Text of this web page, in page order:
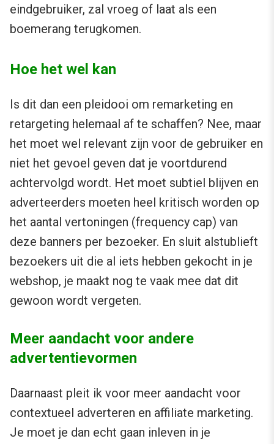
eindgebruiker, zal vroeg of laat als een
boemerang terugkomen.
Hoe het wel kan
Is dit dan een pleidooi om remarketing en
retargeting helemaal af te schaffen? Nee, maar
het moet wel relevant zijn voor de gebruiker en
niet het gevoel geven dat je voortdurend
achtervolgd wordt. Het moet subtiel blijven en
adverteerders moeten heel kritisch worden op
het aantal vertoningen (frequency cap) van
deze banners per bezoeker. En sluit alstublieft
bezoekers uit die al iets hebben gekocht in je
webshop, je maakt nog te vaak mee dat dit
gewoon wordt vergeten.
Meer aandacht voor andere
advertentievormen
Daarnaast pleit ik voor meer aandacht voor
contextueel adverteren en affiliate marketing.
Je moet je dan echt gaan inleven in je